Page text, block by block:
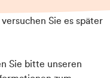
Sie es später
Sie bitte unseren